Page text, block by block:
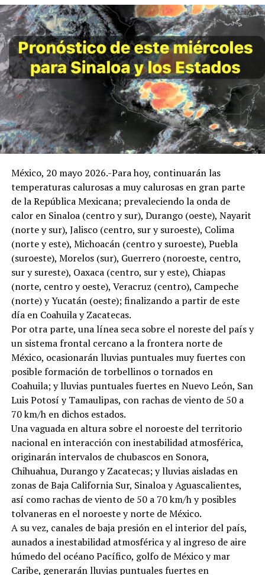
México, 20 mayo 2026.-Para hoy, continuarán las
temperaturas calurosas a muy calurosas en gran parte
de la República Mexicana; prevaleciendo la onda de
calor en Sinaloa (centro y sur), Durango (oeste), Nayarit
(norte y sur), Jalisco (centro, sur y suroeste), Colima
(norte y este), Michoacán (centro y suroeste), Puebla
(suroeste), Morelos (sur), Guerrero (noroeste, centro,
sur y sureste), Oaxaca (centro, sur y este), Chiapas
(norte, centro y oeste), Veracruz (centro), Campeche
(norte) y Yucatán (oeste); finalizando a partir de este
día en Coahuila y Zacatecas.
Por otra parte, una línea seca sobre el noreste del país y
un sistema frontal cercano a la frontera norte de
México, ocasionarán lluvias puntuales muy fuertes con
posible formación de torbellinos o tornados en
Coahuila; y lluvias puntuales fuertes en Nuevo León, San
Luis Potosí y Tamaulipas, con rachas de viento de 50 a
70 km/h en dichos estados.
Una vaguada en altura sobre el noroeste del territorio
nacional en interacción con inestabilidad atmosférica,
originarán intervalos de chubascos en Sonora,
Chihuahua, Durango y Zacatecas; y lluvias aisladas en
zonas de Baja California Sur, Sinaloa y Aguascalientes,
así como rachas de viento de 50 a 70 km/h y posibles
tolvaneras en el noroeste y norte de México.
A su vez, canales de baja presión en el interior del país,
aunados a inestabilidad atmosférica y al ingreso de aire
húmedo del océano Pacífico, golfo de México y mar
Caribe, generarán lluvias puntuales fuertes en